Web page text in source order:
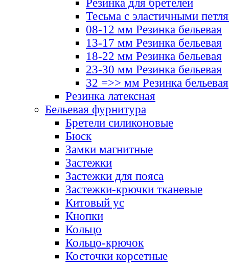
Резинка для бретелей
Тесьма с эластичными
08-12 мм Резинка бельевая
13-17 мм Резинка бельевая
18-22 мм Резинка бельевая
23-30 мм Резинка бельевая
32 =>> мм Резинка бельевая
Резинка латексная
Бельевая фурнитура
Бретели силиконовые
Бюск
Замки магнитные
Застежки
Застежки для пояса
Застежки-крючки тканевые
Китовый ус
Кнопки
Кольцо
Кольцо-крючок
Косточки корсетные